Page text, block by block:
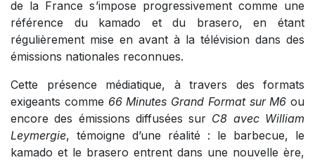
de la France s’impose progressivement comme une
référence du kamado et du brasero, en étant
régulièrement mise en avant à la télévision dans des
émissions nationales reconnues.
Cette présence médiatique, à travers des formats
exigeants comme 66 Minutes Grand Format sur M6 ou
encore des émissions diffusées sur C8 avec William
Leymergie, témoigne d’une réalité : le barbecue, le
kamado et le brasero entrent dans une nouvelle ère,